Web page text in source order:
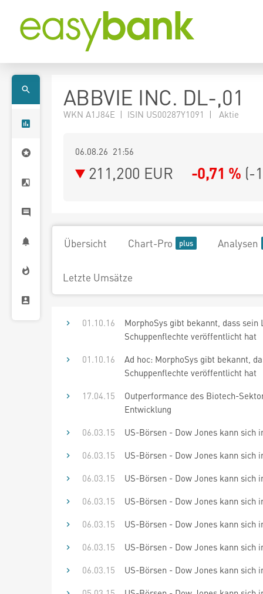
ABBVIE INC. DL-,01
WKN A1J84E | ISIN US00287Y1091 | Aktie
06.08.26 21:56
211,200 EUR -0,71 % (-
Übersicht Chart-Pro Analysen
Letzte Umsätze
01.10.16
MorphoSys gibt bekannt, dass
Schuppenflechte veröffentlicht hat
01.10.16
Ad hoc: MorphoSys gibt bekannt,
Schuppenflechte veröffentlicht hat
17.04.15
Outperformance des Biotech-
Entwicklung
06.03.15
US-Börsen - Dow Jones kann sich
06.03.15
US-Börsen - Dow Jones kann sich
06.03.15
US-Börsen - Dow Jones kann sich
06.03.15
US-Börsen - Dow Jones kann sich
06.03.15
US-Börsen - Dow Jones kann sich
06.03.15
US-Börsen - Dow Jones kann sich
06.03.15
US-Börsen - Dow Jones kann sich